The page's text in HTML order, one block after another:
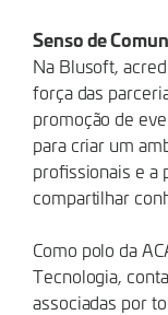
Senso de
Na Blusoft,
força das
promoção de
para criar um
profissionais e a
compartilhar
Como polo da
Tecnologia,
associadas por